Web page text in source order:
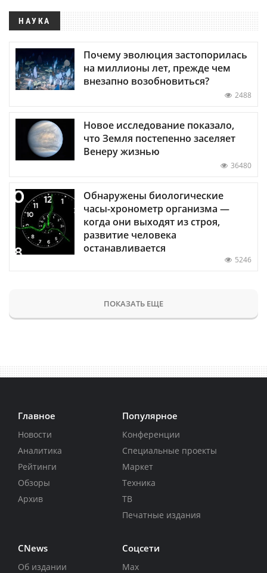
НАУКА
Почему эволюция застопорилась
на миллионы лет, прежде чем
внезапно возобновиться?
2488
Новое исследование показало,
что Земля постепенно заселяет
Венеру жизнью
36480
Обнаружены биологические
часы-хронометр организма —
когда они выходят из строя,
развитие человека
останавливается
5246
ПОКАЗАТЬ ЕЩЕ
Главное
Новости
Аналитика
Рейтинги
Обзоры
Архив
Популярное
Конференции
Специальные проекты
Маркет
Техника
ТВ
Печатные издания
CNews
Об издании
Соцсети
Max